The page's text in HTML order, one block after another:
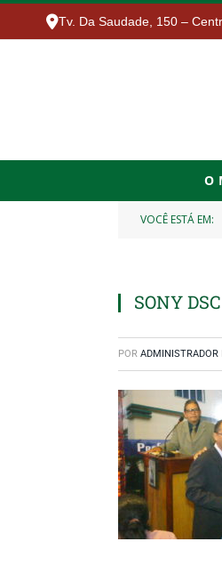
Tv. Da Saudade, 150 –
O
VOCÊ ESTÁ EM:
SONY DSC
POR ADMINISTRADOR